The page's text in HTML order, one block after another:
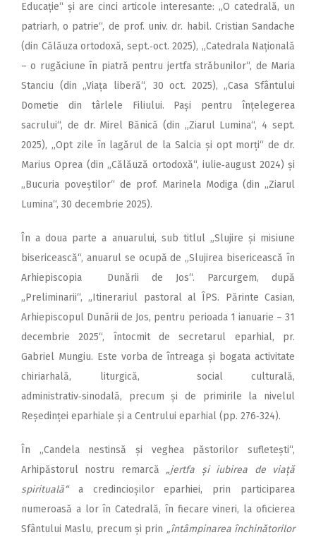
Educație“ și are cinci articole interesante: „O catedrală, un
patriarh, o patrie“, de prof. univ. dr. habil. Cristian Sandache
(din Călăuza ortodoxă, sept.‑oct. 2025), „Catedrala Națională
– o rugăciune în piatră pentru jertfa străbunilor“, de Maria
Stanciu (din „Viața liberă“, 30 oct. 2025), „Casa Sfântului
Dometie din târlele Filiului. Pași pentru înțelegerea
sacrului“, de dr. Mirel Bănică (din „Ziarul Lumina“, 4 sept.
2025), „Opt zile în lagărul de la Salcia și opt morți“ de dr.
Marius Oprea (din „Călăuză ortodoxă“, iulie‑august 2024) și
„Bucuria poveștilor“ de prof. Marinela Modiga (din „Ziarul
Lumina“, 30 decembrie 2025).
În a doua parte a anuarului, sub titlul „Slujire și misiune
bisericească“, anuarul se ocupă de „Slujirea bisericească în
Arhiepiscopia Dunării de Jos“. Parcurgem, după
„Preliminarii“, „Itinerariul pastoral al ÎPS. Părinte Casian,
Arhiepiscopul Dunării de Jos, pentru perioada 1 ianuarie – 31
decembrie 2025“, întocmit de secretarul eparhial, pr.
Gabriel Mungiu. Este vorba de întreaga și bogata activitate
chiriarhală, liturgică, social culturală,
administrativ‑sinodală, precum și de primirile la nivelul
Reședinței eparhiale și a Centrului eparhial (pp. 276‑324).
În „Candela nestinsă și veghea păstorilor sufletești“,
Arhipăstorul nostru remarcă „jertfa și iubirea de viață
spirituală“a credincioșilor eparhiei, prin participarea
numeroasă a lor în Catedrală, în fiecare vineri, la oficierea
Sfântului Maslu, precum și prin „întâmpinarea închinătorilor